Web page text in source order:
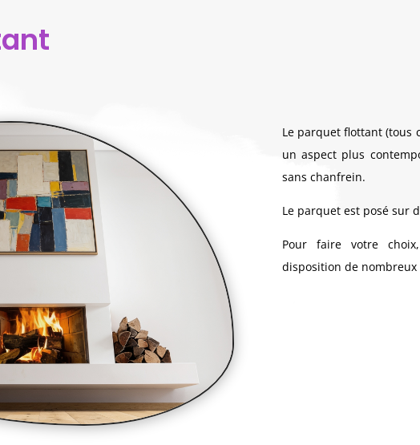
Le parquet flottant (tous
un aspect plus
sans chanfrein.
Le parquet est posé sur
Pour faire votre
disposition de